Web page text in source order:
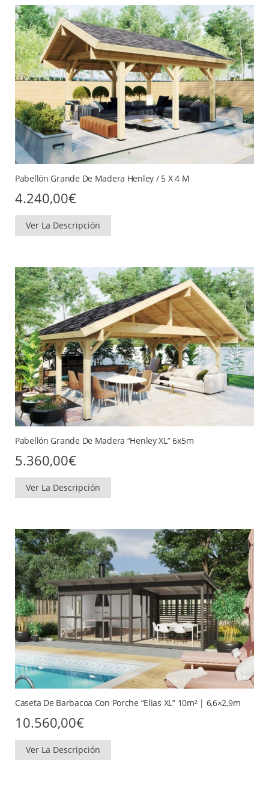
Pabellón Grande De Madera Henley / 5 X 4 M
4.240,00€
Ver La Descripción
Pabellón Grande De Madera “Henley XL” 6x5m
5.360,00€
Ver La Descripción
Caseta De Barbacoa Con Porche “Elias XL” 10m² | 6,6×2,9m
10.560,00€
Ver La Descripción